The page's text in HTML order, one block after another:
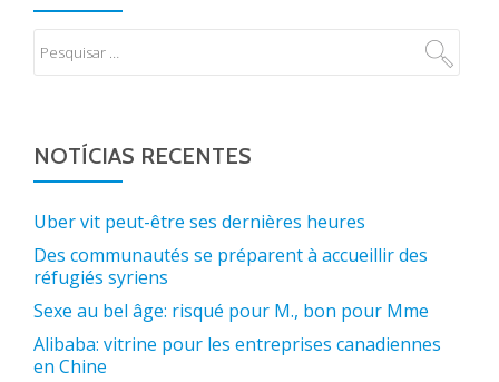
NOTÍCIAS RECENTES
Uber vit peut-être ses dernières heures
Des communautés se préparent à accueillir des
réfugiés syriens
Sexe au bel âge: risqué pour M., bon pour Mme
Alibaba: vitrine pour les entreprises canadiennes
en Chine